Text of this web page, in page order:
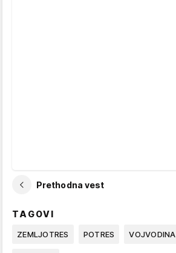
Prethodna vest
TAGOVI
ZEMLJOTRES POTRES VOJVODINA